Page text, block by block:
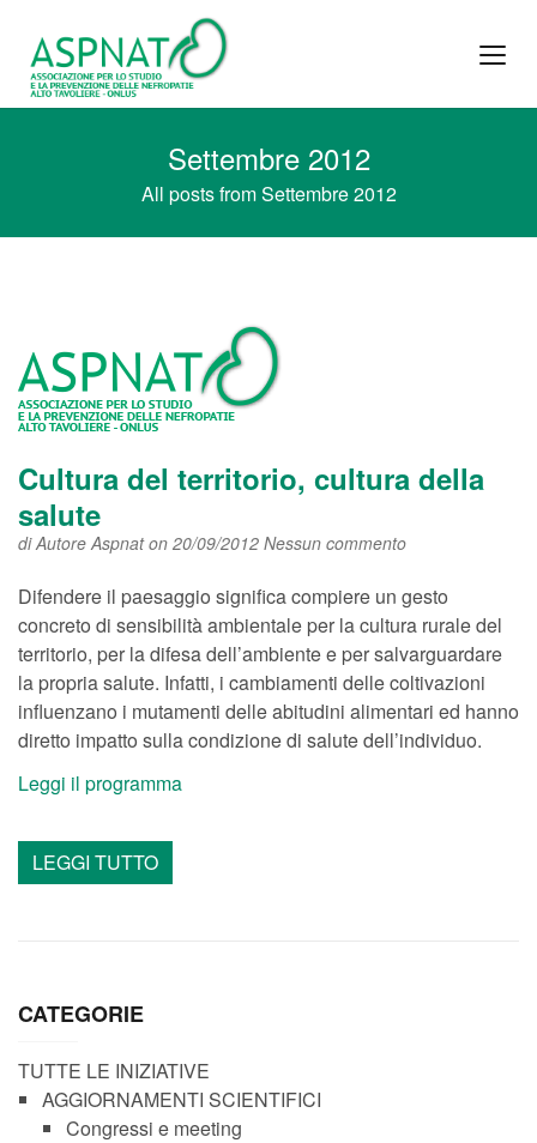
Settembre 2012
All posts from Settembre 2012
Cultura del territorio, cultura della
salute
diAutore Aspnaton 20/09/2012 Nessun commento
Difendere il paesaggio significa compiere un gesto
concreto di sensibilità ambientale per la cultura rurale del
territorio, per la difesa dell’ambiente e per salvarguardare
la propria salute. Infatti, i cambiamenti delle coltivazioni
influenzano i mutamenti delle abitudini alimentari ed hanno
diretto impatto sulla condizione di salute dell’individuo.
Leggi il programma
LEGGI TUTTO
CATEGORIE
TUTTE LE INIZIATIVE
AGGIORNAMENTI SCIENTIFICI
Congressi e meeting